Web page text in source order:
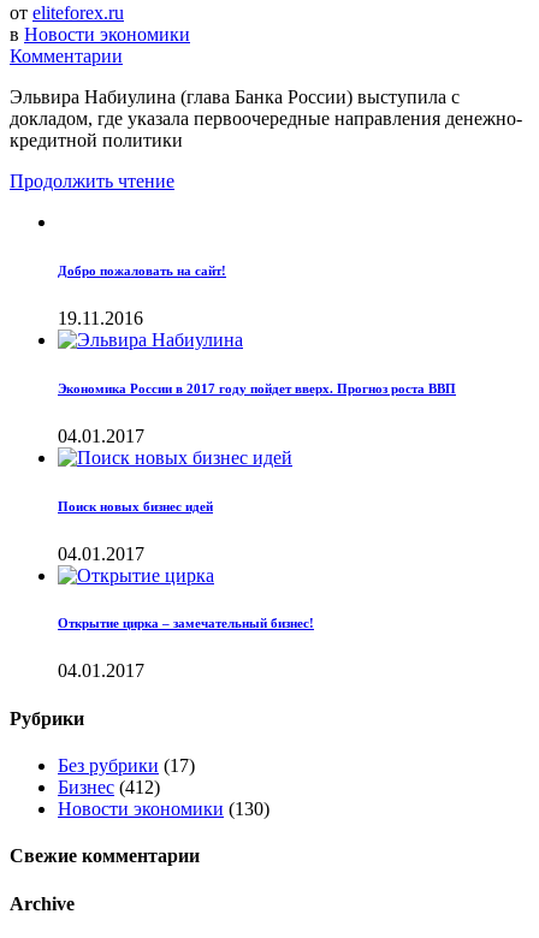
от eliteforex.ru
в Новости экономики
Комментарии
Эльвира Набиулина (глава Банка России) выступила с
докладом, где указала первоочередные направления денежно-
кредитной политики
Продолжить чтение
Добро пожаловать на сайт!
19.11.2016
Экономика России в 2017 году пойдет вверх. Прогноз роста ВВП
04.01.2017
Поиск новых бизнес идей
04.01.2017
Открытие цирка – замечательный бизнес!
04.01.2017
Рубрики
Без рубрики (17)
Бизнес (412)
Новости экономики (130)
Свежие комментарии
Archive